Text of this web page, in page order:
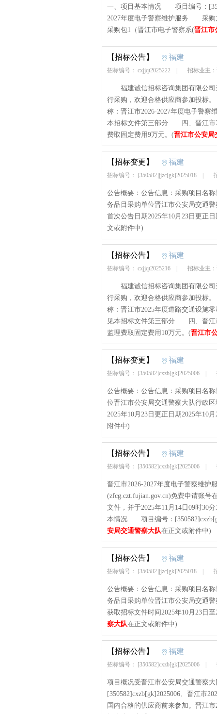
一、项目基本情况 项目编号：
2027年度电子警察维护服务 采
采购包1（晋江市电子警察系(晋江市
【招标公告】 福建
招标编号： cxjjqt2025222 招标业主
福建诚信招标咨询集团有限公司
行采购，欢迎合格供应商参加投
称：晋江市2026-2027年度电子警
本招标文件第三部分 四、晋江市
费取固定费用9万元。(晋江市公安局
【招标变更】 福建
招标编号： [350582]jjzc[gk]2025018
公告概要：公告信息：采购项目名
务品目采购单位晋江市公安局交通
首次公告日期2025年10月23日更正
文或附件中)
【招标公告】 福建
招标编号： cxjjqt2025216 招标业主
福建诚信招标咨询集团有限公司
行采购，欢迎合格供应商参加投
称：晋江市2025年度道路交通设
见本招标文件第三部分 四、晋江
监理费取固定费用10万元。(晋江市
【招标变更】 福建
招标编号： [350582]cxzb[gk]2025006
公告概要：公告信息：采购项目名
位晋江市公安局交通警察大队行政
2025年10月23日更正日期2025年10
附件中)
【招标公告】 福建
招标编号： [350582]cxzb[gk]2025006
晋江市2026-2027年度电子警察维护
(zfcg.czt.fujian.gov.cn)免费申请账
文件，并于2025年11月14日09时
本情况 项目编号：
安局交通警察大队在正文或附件中)
【招标公告】 福建
招标编号： [350582]jjzc[gk]2025018
公告概要：公告信息：采购项目名
务品目采购单位晋江市公安局交通
获取招标文件时间2025年10月23日
察大队在正文或附件中)
【招标公告】 福建
招标编号： [350582]cxzb[gk]2025006
项目概况受晋江市公安局交通警察
[350582]cxzb[gk]2025006、晋江市
国内合格的供应商前来参加。晋江